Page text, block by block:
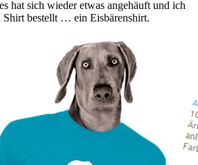
hat sich wieder etwas angehäuft und ich
Shirt bestellt … ein Eisbärenshirt.